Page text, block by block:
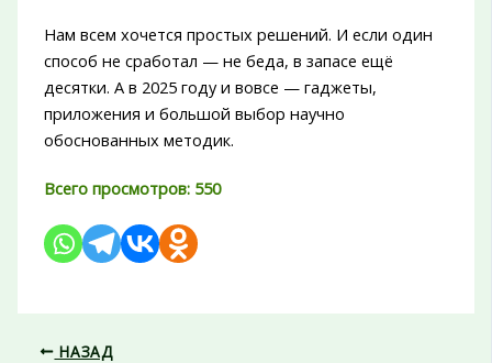
Нам всем хочется простых решений. И если один
способ не сработал — не беда, в запасе ещё
десятки. А в 2025 году и вовсе — гаджеты,
приложения и большой выбор научно
обоснованных методик.
Всего просмотров: 550
НАЗАД